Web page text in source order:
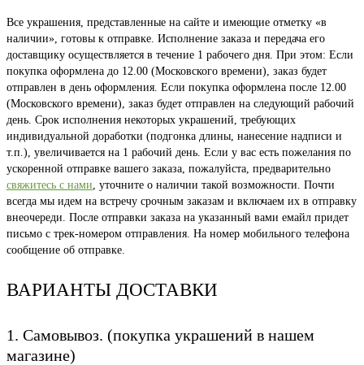
Все украшения, представленные на сайте и имеющие отметку «в
наличии», готовы к отправке. Исполнение заказа и передача его
доставщику осуществляется в течение 1 рабочего дня. При этом: Если
покупка оформлена до 12.00 (Московского времени), заказ будет
отправлен в день оформления. Если покупка оформлена после 12.00
(Московского времени), заказ будет отправлен на следующий рабочий
день. Срок исполнения некоторых украшений, требующих
индивидуальной доработки (подгонка длины, нанесение надписи и
т.п.), увеличивается на 1 рабочий день. Если у вас есть пожелания по
ускоренной отправке вашего заказа, пожалуйста, предварительно
свяжитесь с нами, уточните о наличии такой возможности. Почти
всегда мы идем на встречу срочным заказам и включаем их в отправку
внеочереди. После отправки заказа на указанный вами емайл придет
письмо с трек-номером отправления. На номер мобильного телефона
сообщение об отправке.
ВАРИАНТЫ ДОСТАВКИ
1. Самовывоз. (покупка украшений в нашем
магазине)